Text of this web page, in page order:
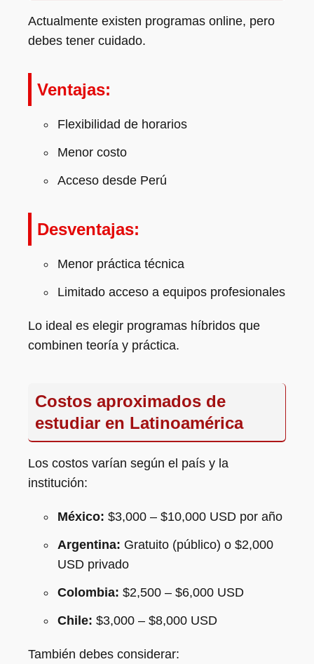
Actualmente existen programas online, pero
debes tener cuidado.
Ventajas:
Flexibilidad de horarios
Menor costo
Acceso desde Perú
Desventajas:
Menor práctica técnica
Limitado acceso a equipos profesionales
Lo ideal es elegir programas híbridos que
combinen teoría y práctica.
Costos aproximados de
estudiar en Latinoamérica
Los costos varían según el país y la
institución:
México: $3,000 – $10,000 USD por año
Argentina: Gratuito (público) o $2,000
USD privado
Colombia: $2,500 – $6,000 USD
Chile: $3,000 – $8,000 USD
También debes considerar: